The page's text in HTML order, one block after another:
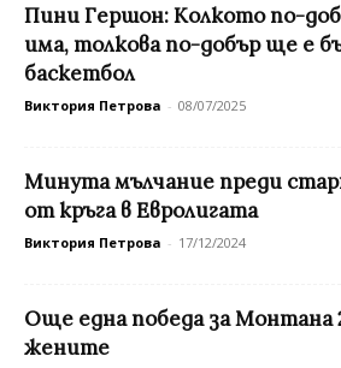
Пини Гершон: Колкото по-
има, толкова по-добър ще е
баскетбол
Виктория Петрова - 08/07/2025
Минута мълчание преди
от кръга в Евролигата
Виктория Петрова - 17/12/2024
Oще една победа за Монтана
жените